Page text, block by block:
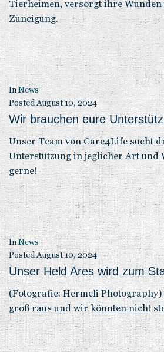
Tierheimen, versorgt ihre
Zuneigung.
InNews
PostedAugust 10, 2024
Wir brauchen eure
Unser Team von Care4Life sucht
Unterstützung in jeglicher Art und
gerne!
InNews
PostedAugust 10, 2024
Unser Held Ares wird zum
(Fotografie: Hermeli
groß raus und wir könnten nicht